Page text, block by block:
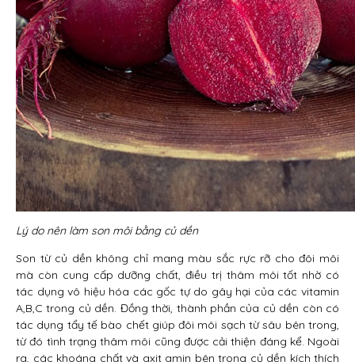
Lý do nên làm son môi bằng củ dền
Son từ củ dền không chỉ mang màu sắc rực rỡ cho đôi môi
mà còn cung cấp dưỡng chất, điều trị thâm môi tốt nhờ có
tác dụng vô hiệu hóa các gốc tự do gây hại của các vitamin
A,B,C trong củ dền. Đồng thời, thành phần của củ dền còn có
tác dụng tẩy tế bào chết giúp đôi môi sạch từ sâu bên trong,
từ đó tình trạng thâm môi cũng được cải thiện đáng kể. Ngoài
ra, các khoáng chất và axit amin bên trong củ dền kích thích